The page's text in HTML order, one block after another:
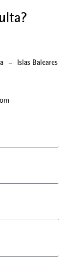
–
Islas Baleares